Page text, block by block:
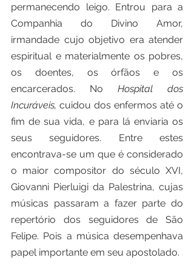
permanecendo leigo. Entrou para a
Companhia do Divino Amor,
irmandade cujo objetivo era atender
espiritual e materialmente os pobres,
os doentes, os órfãos e os
encarcerados. No Hospital dos
Incuráveis, cuidou dos enfermos até o
fim de sua vida, e para lá enviaria os
seus seguidores. Entre estes
encontrava-se um que é considerado
o maior compositor do século XVI,
Giovanni Pierluigi da Palestrina, cujas
músicas passaram a fazer parte do
repertório dos seguidores de São
Felipe. Pois a música desempenhava
papel importante em seu apostolado.